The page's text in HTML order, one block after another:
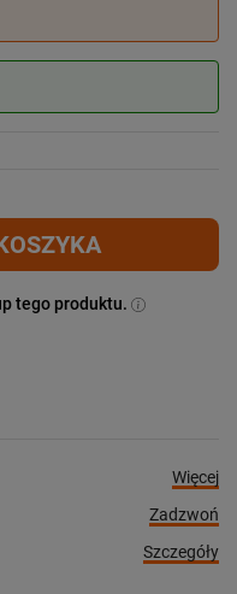
tego produktu.
Więcej
Zadzwoń
Szczegóły